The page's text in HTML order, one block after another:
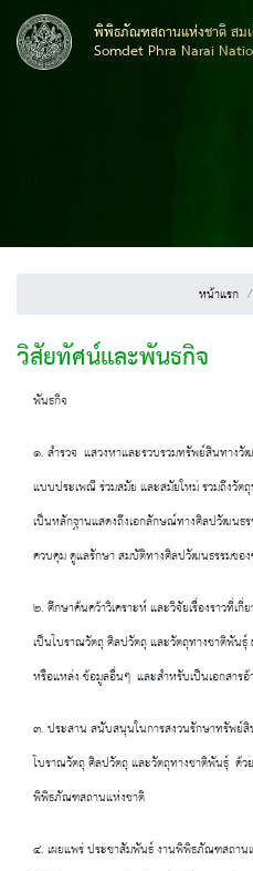
พิพิธภัณฑสถานแห่งชาติ สม
Somdet Phra Narai
หน้าแรก
วิสัยทัศน์และพันธกิจ
พันธกิจ
๑. สำรวจ แสวงหาและรวบรวมทรัพย์สินทาง
แบบประเพณี ร่วมสมัย และสมัยใหม่ รวมถึงวั
เป็นหลักฐานแสดงถึงเอกลักษณ์ทางศิลปวัฒนธ
ควบคุม ดูแลรักษา สมบัติทางศิลปวัฒนธรรมขอ
๒. ศึกษาค้นคว้าวิเคราะห์ และวิจัยเรื่องราวที่
เป็นโบราณวัตถุ ศิลปวัตถุ และวัตถุทางชาติพัน
หรือแหล่ง ข้อมูลอื่นๆ และสำหรับเป็นเอกสาร
๓. ประสาน สนับสนุนในการสงวนรักษาทรัพย์
โบราณวัตถุ ศิลปวัตถุ และวัตถุทางชาติพันธุ์ ด้ว
พิพิธภัณฑสถานแห่งชาติ
๔. เผยแพร่ ประชาสัมพันธ์ งานพิพิธภัณฑสถาน